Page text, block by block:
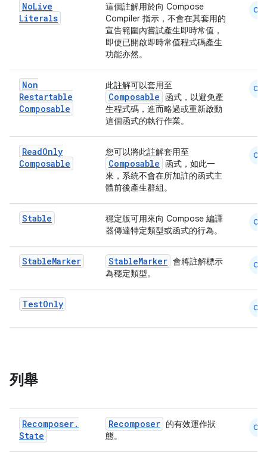
NoLive
Literals
這個註解用於向 Compose
Compiler 指示，不會在其套用的
宣告範圍內嘗試產生即時常值，
即使已開啟即時常值程式碼產生
功能亦然。
CM
Non
Restartable
Composable
此註解可以套用至
Composable
函式，以避免產
生程式碼，進而略過或重新啟動
這個函式的執行作業。
CM
ReadOnly
Composable
您可以將此註解套用至
Composable
函式，如此一
來，系統不會在所加註的函式主
體前後產生群組。
CM
Stable
穩定版可用來向 Compose 編譯
器傳達特定類型或函式的行為。
CM
StableMarker StableMarker 會將註解標示
為穩定類型。
CM
TestOnly CM
列舉
Recomposer.
State
Recomposer 的有效運作狀
態。
CM